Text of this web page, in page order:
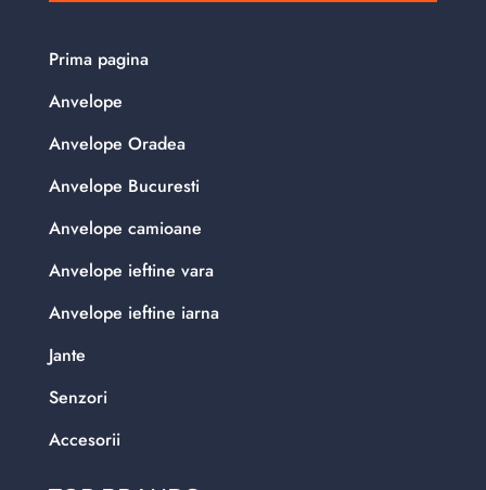
Prima pagina
Anvelope
Anvelope Oradea
Anvelope Bucuresti
Anvelope camioane
Anvelope ieftine vara
Anvelope ieftine iarna
Jante
Senzori
Accesorii